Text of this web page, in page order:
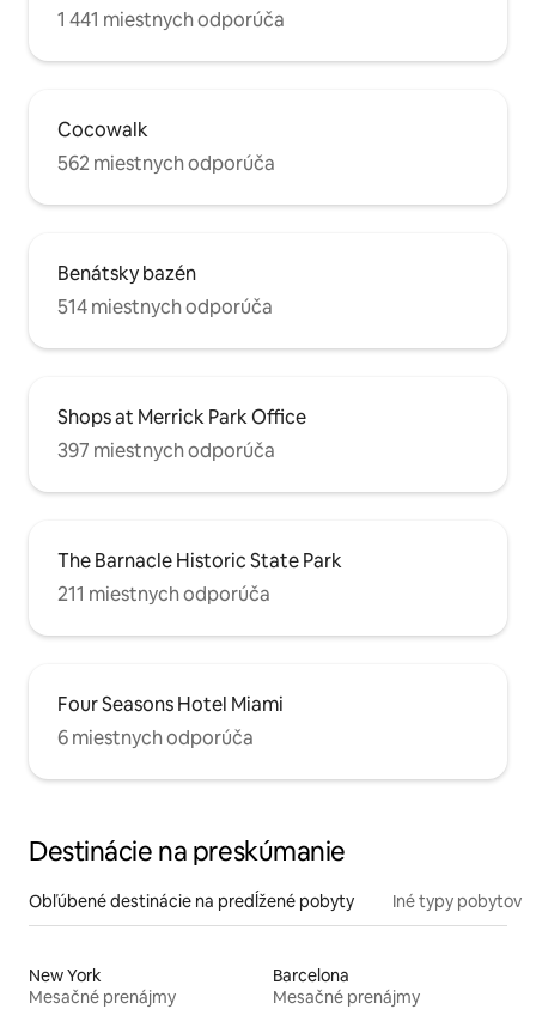
1 441 miestnych odporúča
Cocowalk
562 miestnych odporúča
Benátsky bazén
514 miestnych odporúča
Shops at Merrick Park Office
397 miestnych odporúča
The Barnacle Historic State Park
211 miestnych odporúča
Four Seasons Hotel Miami
6 miestnych odporúča
Destinácie na preskúmanie
Obľúbené destinácie na predĺžené pobyty Iné typy pobytov
New York
Mesačné prenájmy
Barcelona
Mesačné prenájmy